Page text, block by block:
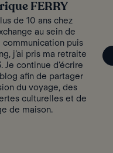
FERRY
de 10 ans chez
au sein de
communication puis
j’ai pris ma retraite
Je continue d’écrire
afin de partager
du voyage, des
culturelles et de
de maison.